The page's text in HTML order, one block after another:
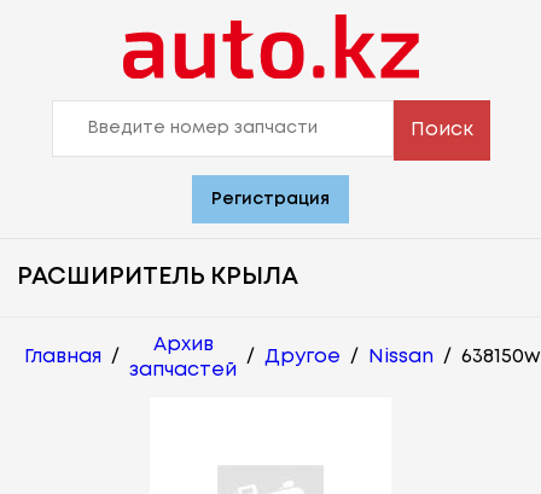
Поиск
Регистрация
РАСШИРИТЕЛЬ КРЫЛА
Главная /
Архив
запчастей
/ Другое / Nissan /